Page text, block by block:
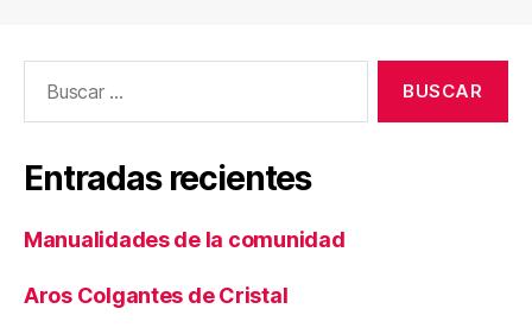
Entradas recientes
Manualidades de la comunidad
Aros Colgantes de Cristal